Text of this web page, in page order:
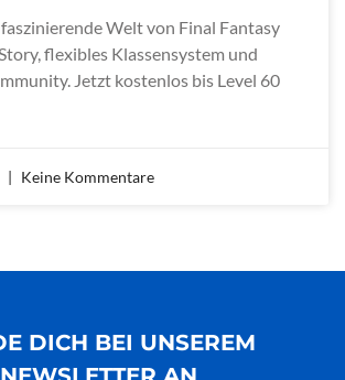
Welt von Final Fantasy
flexibles Klassensystem und
Jetzt kostenlos bis Level 60
Keine Kommentare
DICH BEI UNSEREM